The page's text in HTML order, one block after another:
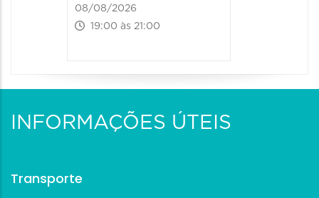
08/08/2026
19:00 às 21:00
INFORMAÇÕES ÚTEIS
Transporte